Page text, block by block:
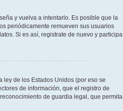
y vuelva a intentarlo. Es posible que la
periódicamente remueven sus usuarios
Si es así, registrate de nuevo y participa
ley de los Estados Unidos (por eso se
de información, que el registro de
de guardia legal, que permita